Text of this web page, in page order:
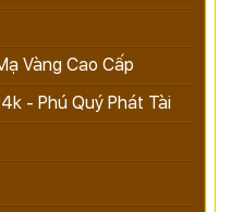
Vàng Cao Cấp
- Phú Quý Phát Tài